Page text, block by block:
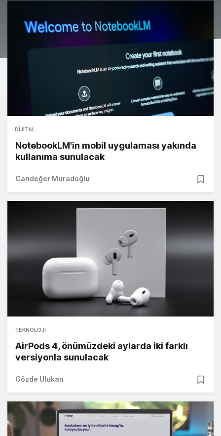
DIJITAL
NotebookLM'in mobil uygulaması yakında
kullanıma sunulacak
Candeğer Muradoğlu
TEKNOLOJI
AirPods 4, önümüzdeki aylarda iki farklı
versiyonla sunulacak
Gözde Ulukan